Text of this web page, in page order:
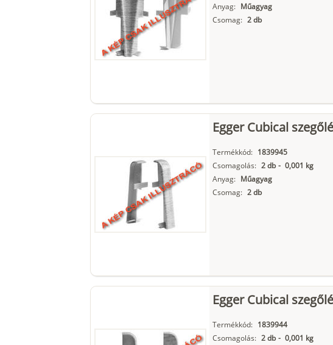
Anyag: Műagyag
Csomag: 2 db
Egger Cubical
Termékkód: 1839945
Csomagolás: 2 db - 0,001 kg
Anyag: Műagyag
Csomag: 2 db
Egger Cubical
Termékkód: 1839944
Csomagolás: 2 db - 0,001 kg